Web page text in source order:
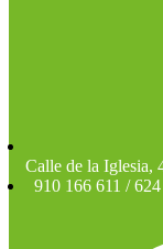
Calle de la Iglesia,
910 166 611 /